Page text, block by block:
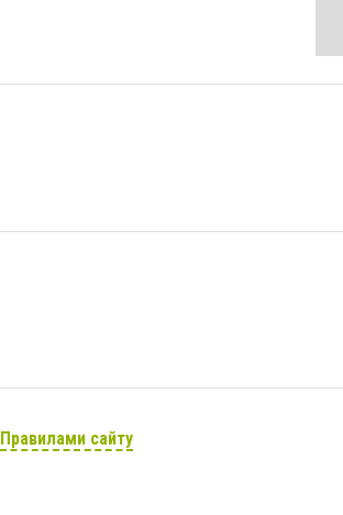
Правилами сайту